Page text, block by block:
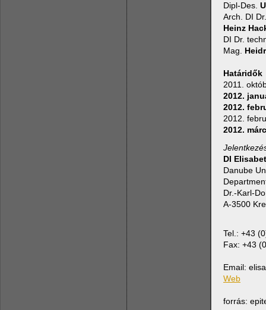
Dipl-Des.
Arch. DI
Heinz
DI Dr.
Mag.
Határidők
2011.
2012.
2012.
2012.
2012.
DI
Danube
Dr.-Karl-
A-3500
Tel.: +43
Fax: +43
Email:
Web
forrás: